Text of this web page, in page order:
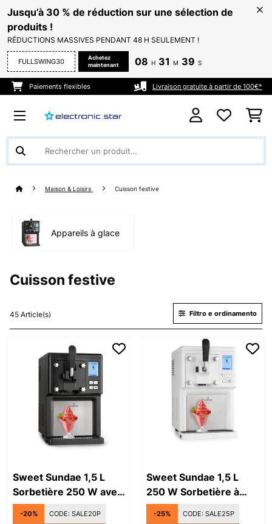
Jusqu’à 30 % de réduction sur une sélection de
produits !
RÉDUCTIONS MASSIVES PENDANT 48 H SEULEMENT !
FULLSWING30
Achetez
maintenant
08 H 31 M 39 S
Paiements flexibles Livraison gratuite à partir de 100€*
Maison & Loisirs Cuisson festive
Appareils à glace
Cuisson festive
45 Article(s) Filtro e ordinamento
Sweet Sundae 1,5 L
Sorbetière 250 W avec
compresseur, noire
-20% CODE: SALE20P
Sweet Sundae 1,5 L
250 W Sorbetière à
compresseur Blanche
-25% CODE: SALE25P